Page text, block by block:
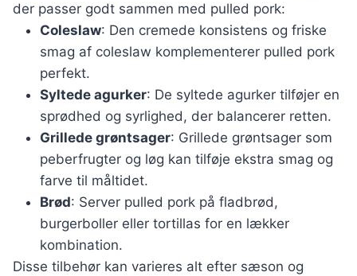
der passer godt sammen med pulled pork:
Coleslaw: Den cremede konsistens og friske
smag af coleslaw komplementerer pulled pork
perfekt.
Syltede agurker: De syltede agurker tilføjer en
sprødhed og syrlighed, der balancerer retten.
Grillede grøntsager: Grillede grøntsager som
peberfrugter og løg kan tilføje ekstra smag og
farve til måltidet.
Brød: Server pulled pork på fladbrød,
burgerboller eller tortillas for en lækker
kombination.
Disse tilbehør kan varieres alt efter sæson og